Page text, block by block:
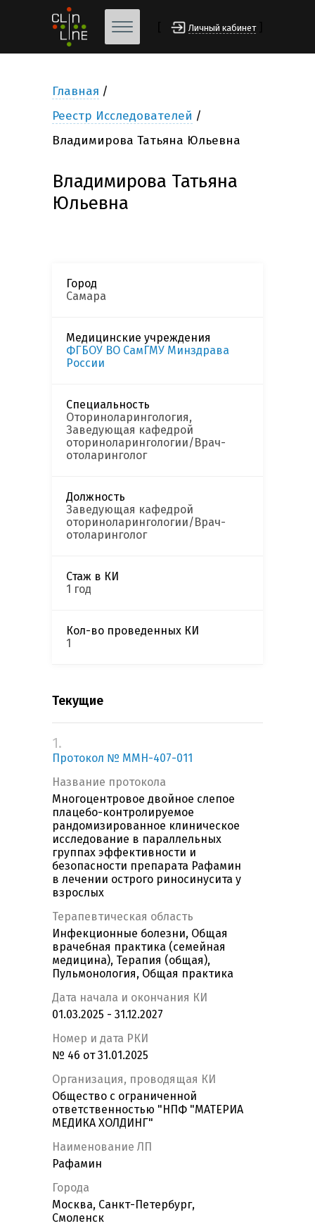
Личный кабинет
Главная
Реестр Исследователей
Владимирова Татьяна Юльевна
Владимирова Татьяна
Юльевна
Город
Самара
Медицинские учреждения
ФГБОУ ВО СамГМУ Минздрава
России
Специальность
Оториноларингология,
Заведующая кафедрой
оториноларингологии/Врач-
отоларинголог
Должность
Заведующая кафедрой
оториноларингологии/Врач-
отоларинголог
Стаж в КИ
1 год
Кол-во проведенных КИ
1
Текущие
1.
Протокол № MMH-407-011
Название протокола
Многоцентровое двойное слепое
плацебо-контролируемое
рандомизированное клиническое
исследование в параллельных
группах эффективности и
безопасности препарата Рафамин
в лечении острого риносинусита у
взрослых
Терапевтическая область
Инфекционные болезни, Общая
врачебная практика (семейная
медицина), Терапия (общая),
Пульмонология, Общая практика
Дата начала и окончания КИ
01.03.2025 - 31.12.2027
Номер и дата РКИ
№ 46 от 31.01.2025
Организация, проводящая КИ
Общество с ограниченной
ответственностью "НПФ "МАТЕРИА
МЕДИКА ХОЛДИНГ"
Наименование ЛП
Рафамин
Города
Москва, Санкт-Петербург,
Смоленск